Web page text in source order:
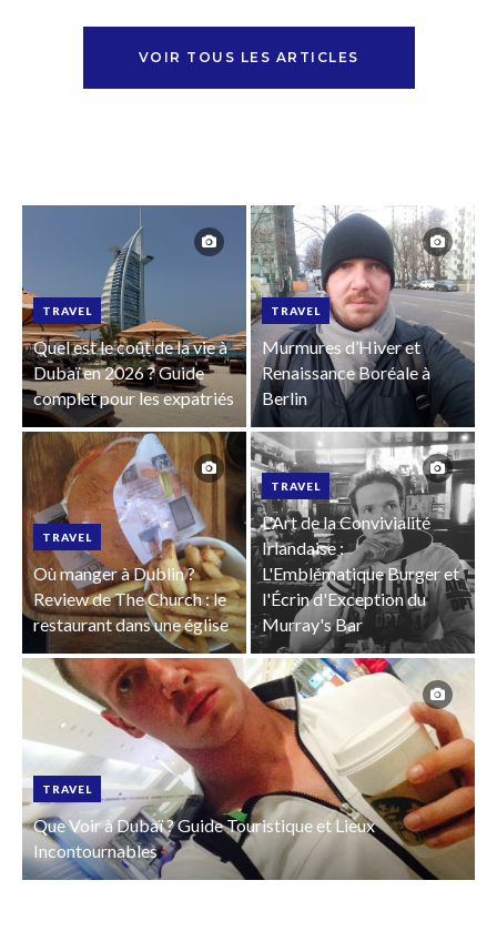
VOIR TOUS LES ARTICLES
TRAVEL
Quel est le coût de la vie à
Dubaï en 2026 ? Guide
complet pour les expatriés
TRAVEL
Murmures d’Hiver et
Renaissance Boréale à
Berlin
TRAVEL
Où manger à Dublin ?
Review de The Church : le
restaurant dans une église
TRAVEL
L'Art de la Convivialité
Irlandaise :
L'Emblématique Burger et
l'Écrin d'Exception du
Murray's Bar
TRAVEL
Que Voir à Dubaï ? Guide Touristique et Lieux
Incontournables